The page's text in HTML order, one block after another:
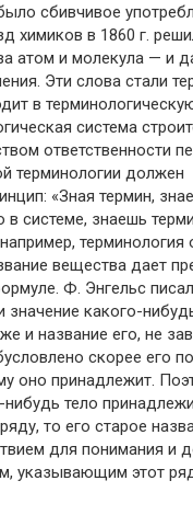
сбивчивое
химиков в 1860 г.
атом и молекула — и
Эти слова стали
в
система
ответственности
терминологии должен
«Зная термин,
в системе, знаешь
терминология
вещества дает
Ф. Энгельс
значение какого-
и название его, не
скорее его
оно принадлежит.
тело
то его старое
для понимания и
указывающим этот